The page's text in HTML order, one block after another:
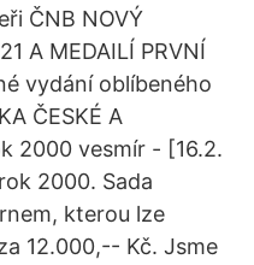
ČNB NOVÝ
A MEDAILÍ PRVNÍ
vydání oblíbeného
ČESKÉ A
2000 vesmír - [16.2.
2000. Sada
kterou lze
12.000,-- Kč. Jsme